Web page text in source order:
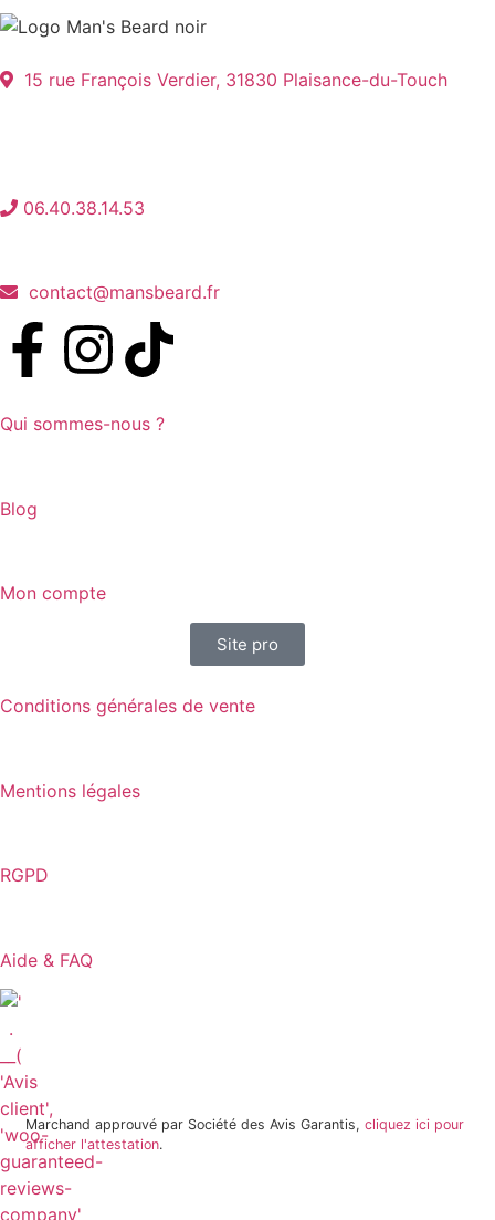
15 rue François Verdier, 31830 Plaisance-du-Touch
06.40.38.14.53
contact@mansbeard.fr
Qui sommes-nous ?
Blog
Mon compte
Site pro
Conditions générales de vente
Mentions légales
RGPD
Aide & FAQ
Marchand approuvé par Société des Avis Garantis, cliquez ici pour
afficher l'attestation.